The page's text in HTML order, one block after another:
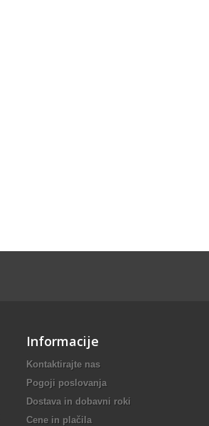
Informacije
Kontaktirajte nas
Pogoji poslovanja
Dostava in dobavni roki
Cene in plačila